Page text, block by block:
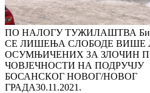
ПО НАЛОГУ ТУЖИЛАШТВА
СЕ ЛИШЕЊА СЛОБОДЕ ВИШЕ
ОСУМЊИЧЕНИХ ЗА ЗЛОЧИН
ЧОВЈЕЧНОСТИ НА ПОДРУЧЈУ
БОСАНСКОГ НОВОГ/НОВОГ
ГРАДА30.11.2021.